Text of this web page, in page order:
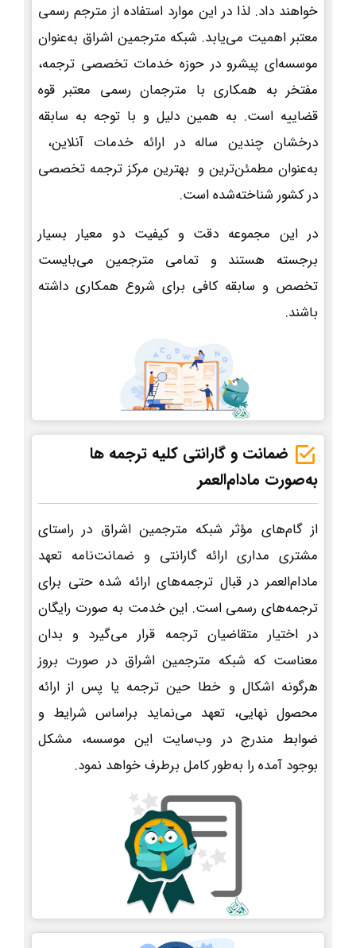
خواهند داد. لذا در این موارد استفاده از مترجم رسمی
معتبر اهمیت می‌یابد. شبکه مترجمین اشراق به‌عنوان
موسسه‌ای پیشرو در حوزه خدمات تخصصی ترجمه،
مفتخر به همکاری با مترجمان رسمی معتبر قوه
قضاییه است. به همین دلیل و با توجه به سابقه
درخشان چندین ساله در ارائه خدمات آنلاین،
به‌عنوان مطمئن‌ترین و بهترین مرکز ترجمه تخصصی
در کشور شناخته‌شده است.
در این مجموعه دقت و کیفیت دو معیار بسیار
برجسته هستند و تمامی مترجمین می‌بایست
تخصص و سابقه کافی برای شروع همکاری داشته
باشند.
ضمانت و گارانتی کلیه ترجمه ها
به‌صورت مادام‌العمر
از گام‌های مؤثر شبکه مترجمین اشراق در راستای
مشتری مداری ارائه گارانتی و ضمانت‌نامه تعهد
مادام‌العمر در قبال ترجمه‌های ارائه شده حتی برای
ترجمه‌های رسمی است. این خدمت به صورت رایگان
در اختیار متقاضیان ترجمه قرار می‌گیرد و بدان
معناست که شبکه مترجمین اشراق در صورت بروز
هرگونه اشکال و خطا حین ترجمه یا پس از ارائه
محصول نهایی، تعهد می‌نماید براساس شرایط و
ضوابط مندرج در وب‌سایت این موسسه، مشکل
بوجود آمده را به‌طور کامل برطرف خواهد نمود.